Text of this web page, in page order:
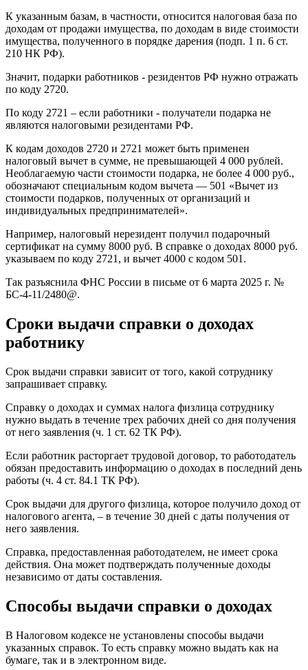
К указанным базам, в частности, относится налоговая база по
доходам от продажи имущества, по доходам в виде стоимости
имущества, полученного в порядке дарения (подп. 1 п. 6 ст.
210 НК РФ).
Значит, подарки работников - резидентов РФ нужно отражать
по коду 2720.
По коду 2721 – если работники - получатели подарка не
являются налоговыми резидентами РФ.
К кодам доходов 2720 и 2721 может быть применен
налоговый вычет в сумме, не превышающей 4 000 рублей.
Необлагаемую части стоимости подарка, не более 4 000 руб.,
обозначают специальным кодом вычета — 501 «Вычет из
стоимости подарков, полученных от организаций и
индивидуальных предпринимателей».
Например, налоговый нерезидент получил подарочный
сертификат на сумму 8000 руб. В справке о доходах 8000 руб.
указываем по коду 2721, и вычет 4000 с кодом 501.
Так разъяснила ФНС России в письме от 6 марта 2025 г. №
БС-4-11/2480@.
Сроки выдачи справки о доходах
работнику
Срок выдачи справки зависит от того, какой сотруднику
запрашивает справку.
Справку о доходах и суммах налога физлица сотруднику
нужно выдать в течение трех рабочих дней со дня получения
от него заявления (ч. 1 ст. 62 ТК РФ).
Если работник расторгает трудовой договор, то работодатель
обязан предоставить информацию о доходах в последний день
работы (ч. 4 ст. 84.1 ТК РФ).
Срок выдачи для другого физлица, которое получило доход от
налогового агента, – в течение 30 дней с даты получения от
него заявления.
Справка, предоставленная работодателем, не имеет срока
действия. Она может подтверждать полученные доходы
независимо от даты составления.
Способы выдачи справки о доходах
В Налоговом кодексе не установлены способы выдачи
указанных справок. То есть справку можно выдать как на
бумаге, так и в электронном виде.